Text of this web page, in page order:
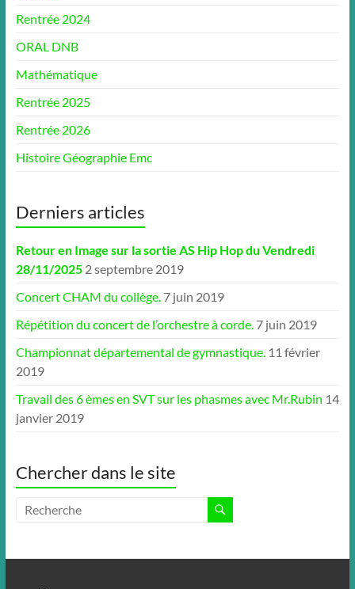
Rentrée 2024
ORAL DNB
Mathématique
Rentrée 2025
Rentrée 2026
Histoire Géographie Emc
Derniers articles
Retour en Image sur la sortie AS Hip Hop du Vendredi
28/11/2025 2 septembre 2019
Concert CHAM du collège. 7 juin 2019
Répétition du concert de l’orchestre à corde. 7 juin 2019
Championnat départemental de gymnastique. 11 février
2019
Travail des 6 èmes en SVT sur les phasmes avec Mr.Rubin 14
janvier 2019
Chercher dans le site